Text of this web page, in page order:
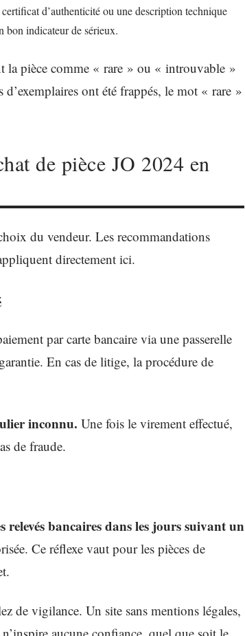
d’authenticité ou une description technique
bon indicateur de sérieux.
la pièce comme « rare » ou « introuvable »
ont été frappés, le mot « rare »
de pièce JO 2024 en
du vendeur. Les recommandations
directement ici.
par carte bancaire via une passerelle
En cas de litige, la procédure de
inconnu. Une fois le virement effectué,
de fraude.
relevés bancaires dans les jours suivant un
Ce réflexe vaut pour les pièces de
de vigilance. Un site sans mentions légales,